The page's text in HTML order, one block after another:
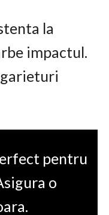
la
impactul.
pentru
o